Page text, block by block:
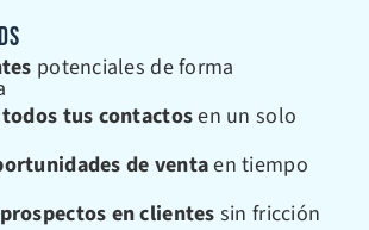
potenciales de forma
tus contactosen un solo
de ventaen tiempo
en clientes sin fricción